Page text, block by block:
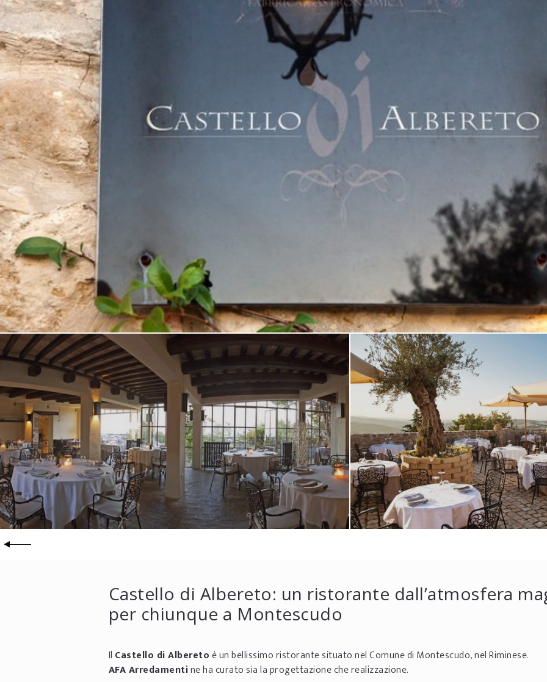
Castello di Albereto: un ristorante dall’atmosfera
per chiunque a Montescudo
Il Castello di Alberetoè un bellissimo ristorante situato nel Comune di Montescudo, nel Riminese.
AFA Arredamentine ha curato sia la progettazione che realizzazione.